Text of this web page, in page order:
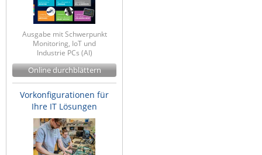
TEKTELIC
Teltonika
Unwired Networks
Vision
WATTECO
Westermo
Yuasa
ZPE Systems
Ausgabe mit Schwerpunkt
Monitoring, IoT und
Industrie PCs (AI)
Online durchblättern
Vorkonfigurationen für
Ihre IT Lösungen